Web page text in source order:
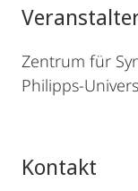
Zentrum für
Philipps-
Kontakt